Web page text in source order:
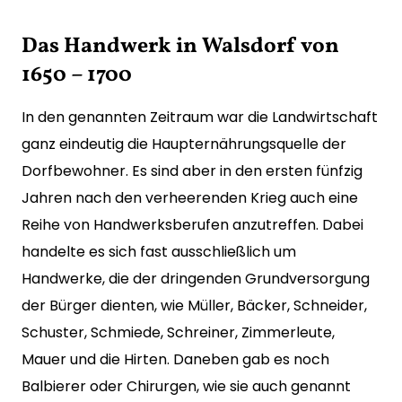
Das Handwerk in Walsdorf von
1650 – 1700
In den genannten Zeitraum war die Landwirtschaft
ganz eindeutig die Haupternährungsquelle der
Dorfbewohner. Es sind aber in den ersten fünfzig
Jahren nach den verheerenden Krieg auch eine
Reihe von Handwerksberufen anzutreffen. Dabei
handelte es sich fast ausschließlich um
Handwerke, die der dringenden Grundversorgung
der Bürger dienten, wie Müller, Bäcker, Schneider,
Schuster, Schmiede, Schreiner, Zimmerleute,
Mauer und die Hirten. Daneben gab es noch
Balbierer oder Chirurgen, wie sie auch genannt